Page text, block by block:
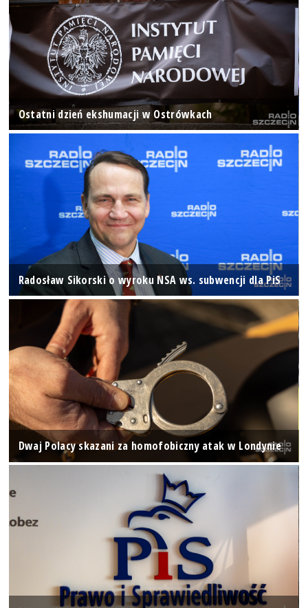
Ostatni dzień ekshumacji w Ostrówkach
Radosław Sikorski o wyroku NSA ws. subwencji dla PiS
Dwaj Polacy skazani za homofobiczny atak w Londynie